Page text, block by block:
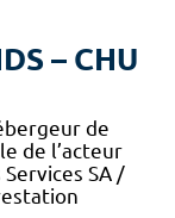
– CHU
de
de l’acteur
SA /